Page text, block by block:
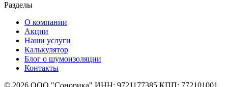
Разделы
О компании
Акции
Наши услуги
Калькулятор
Блог о шумоизоляции
Контакты
© 2026 ООО "Сонорика" ИНН: 9721177385 КПП: 772101001